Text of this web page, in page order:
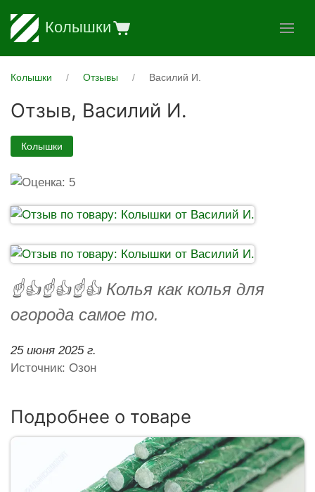
Колышки
Колышки Отзывы Василий И.
Отзыв, Василий И.
Колышки
☝️👍☝️👍☝️👍 Колья как колья для
огорода самое то.
25 июня 2025 г.
Источник: Озон
Подробнее о товаре